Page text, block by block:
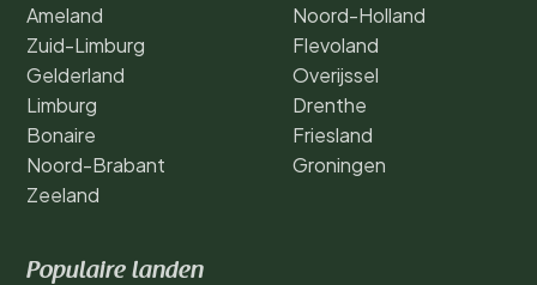
Ameland
Zuid-Limburg
Gelderland
Limburg
Bonaire
Noord-Brabant
Zeeland
Noord-Holland
Flevoland
Overijssel
Drenthe
Friesland
Groningen
Populaire landen